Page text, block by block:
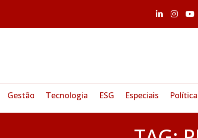
Gestão Tecnologia ESG Especiais